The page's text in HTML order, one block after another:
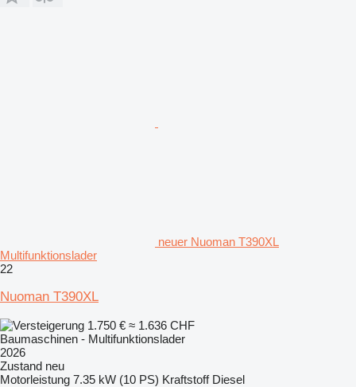
neuer Nuoman T390XL
Multifunktionslader
22
Nuoman T390XL
1.750 € ≈ 1.636 CHF
Baumaschinen - Multifunktionslader
2026
Zustand neu
Motorleistung 7.35 kW (10 PS) Kraftstoff Diesel